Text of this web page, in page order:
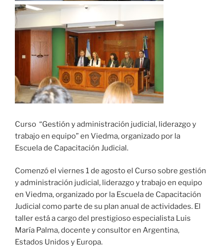
Curso “Gestión y administración judicial, liderazgo y
trabajo en equipo” en Viedma, organizado por la
Escuela de Capacitación Judicial.
Comenzó el viernes 1 de agosto el Curso sobre gestión
y administración judicial, liderazgo y trabajo en equipo
en Viedma, organizado por la Escuela de Capacitación
Judicial como parte de su plan anual de actividades. El
taller está a cargo del prestigioso especialista Luis
María Palma, docente y consultor en Argentina,
Estados Unidos y Europa.